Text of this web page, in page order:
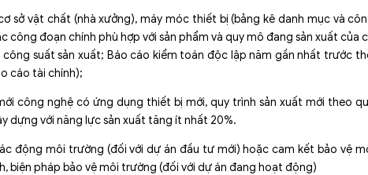
sở vật chất (nhà xưởng), máy móc thiết bị (bảng kê danh mục và
công đoạn chính phù hợp với sản phẩm và quy mô đang sản xuất của
suất sản xuất; Báo cáo kiểm toán độc lập năm gần nhất trước
cáo tài chính);
công nghệ có ứng dụng thiết bị mới, quy trình sản xuất mới theo
dựng với năng lực sản xuất tăng ít nhất 20%.
động môi trường (đối với dự án đầu tư mới) hoặc cam kết bảo vệ
biện pháp bảo vệ môi trường (đối với dự án đang hoạt động)